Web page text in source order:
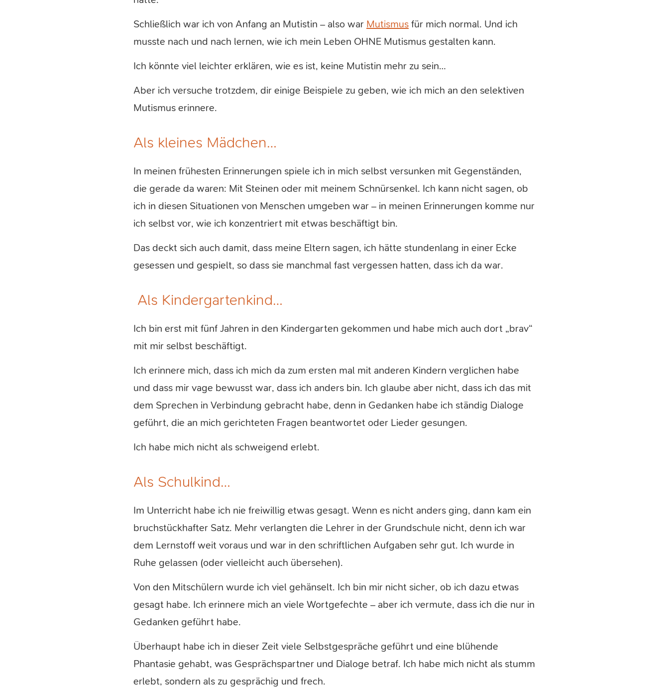
Schließlich war ich von Anfang an Mutistin – also war Mutismus für mich normal. Und ich
musste nach und nach lernen, wie ich mein Leben OHNE Mutismus gestalten kann.
Ich könnte viel leichter erklären, wie es ist, keine Mutistin mehr zu sein…
Aber ich versuche trotzdem, dir einige Beispiele zu geben, wie ich mich an den selektiven
Mutismus erinnere.
Als kleines Mädchen…
In meinen frühesten Erinnerungen spiele ich in mich selbst versunken mit Gegenständen,
die gerade da waren: Mit Steinen oder mit meinem Schnürsenkel. Ich kann nicht sagen, ob
ich in diesen Situationen von Menschen umgeben war – in meinen Erinnerungen komme nur
ich selbst vor, wie ich konzentriert mit etwas beschäftigt bin.
Das deckt sich auch damit, dass meine Eltern sagen, ich hätte stundenlang in einer Ecke
gesessen und gespielt, so dass sie manchmal fast vergessen hatten, dass ich da war.
Als Kindergartenkind…
Ich bin erst mit fünf Jahren in den Kindergarten gekommen und habe mich auch dort „brav“
mit mir selbst beschäftigt.
Ich erinnere mich, dass ich mich da zum ersten mal mit anderen Kindern verglichen habe
und dass mir vage bewusst war, dass ich anders bin. Ich glaube aber nicht, dass ich das mit
dem Sprechen in Verbindung gebracht habe, denn in Gedanken habe ich ständig Dialoge
geführt, die an mich gerichteten Fragen beantwortet oder Lieder gesungen.
Ich habe mich nicht als schweigend erlebt.
Als Schulkind…
Im Unterricht habe ich nie freiwillig etwas gesagt. Wenn es nicht anders ging, dann kam ein
bruchstückhafter Satz. Mehr verlangten die Lehrer in der Grundschule nicht, denn ich war
dem Lernstoff weit voraus und war in den schriftlichen Aufgaben sehr gut. Ich wurde in
Ruhe gelassen (oder vielleicht auch übersehen).
Von den Mitschülern wurde ich viel gehänselt. Ich bin mir nicht sicher, ob ich dazu etwas
gesagt habe. Ich erinnere mich an viele Wortgefechte – aber ich vermute, dass ich die nur in
Gedanken geführt habe.
Überhaupt habe ich in dieser Zeit viele Selbstgespräche geführt und eine blühende
Phantasie gehabt, was Gesprächspartner und Dialoge betraf. Ich habe mich nicht als stumm
erlebt, sondern als zu gesprächig und frech.